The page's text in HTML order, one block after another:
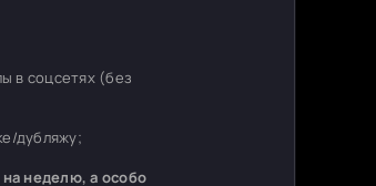
в соцсетях (без
дубляжу;
неделю, а особо